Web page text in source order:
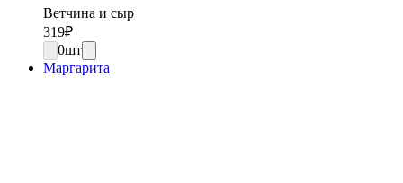
Ветчина и сыр
319₽
0шт
Маргарита